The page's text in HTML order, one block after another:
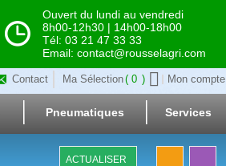
Ouvert du lundi au vendredi
8h00-12h30 | 14h00-18h00
Tél: 03 21 47 33 33
Email: contact@rousselagri.com
Contact Ma Sélection 0 Mon compte
Pneumatiques Services
ACTUALISER